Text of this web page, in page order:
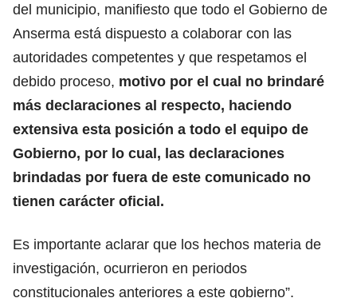
del municipio, manifiesto que todo el Gobierno de
Anserma está dispuesto a colaborar con las
autoridades competentes y que respetamos el
debido proceso, motivo por el cual no brindaré
más declaraciones al respecto, haciendo
extensiva esta posición a todo el equipo de
Gobierno, por lo cual, las declaraciones
brindadas por fuera de este comunicado no
tienen carácter oficial.
Es importante aclarar que los hechos materia de
investigación, ocurrieron en periodos
constitucionales anteriores a este gobierno”.